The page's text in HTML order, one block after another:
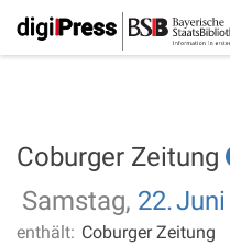
Coburger Zeitung
Samstag, 22.Juni
enthält: Coburger Zeitung